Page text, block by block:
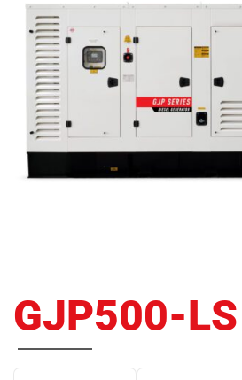
GJP500-LS